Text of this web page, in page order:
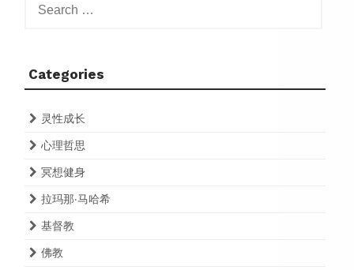
for:
Categories
灵性成长
心理哲思
冥想健身
拉玛那·马哈希
基督教
佛教